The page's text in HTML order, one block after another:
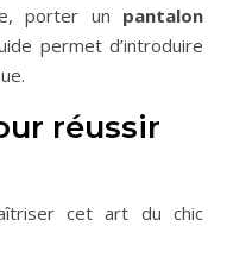
porter un pantalon
permet d’introduire
réussir
cet art du chic